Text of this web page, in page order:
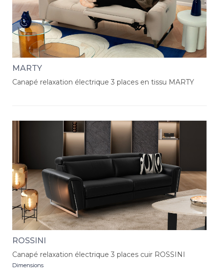
MARTY
Canapé relaxation électrique 3 places en tissu MARTY
ROSSINI
Canapé relaxation électrique 3 places cuir ROSSINI
Dimensions